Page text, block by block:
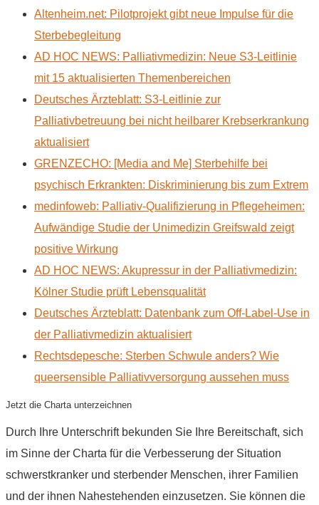
Altenheim.net: Pilotprojekt gibt neue Impulse für die
Sterbebegleitung
AD HOC NEWS: Palliativmedizin: Neue S3-Leitlinie
mit 15 aktualisierten Themenbereichen
Deutsches Ärzteblatt: S3-Leitlinie zur
Palliativbetreuung bei nicht heilbarer Krebserkrankung
aktualisiert
GRENZECHO: [Media and Me] Sterbehilfe bei
psychisch Erkrankten: Diskriminierung bis zum Extrem
medinfoweb: Palliativ-Qualifizierung in Pflegeheimen:
Aufwändige Studie der Unimedizin Greifswald zeigt
positive Wirkung
AD HOC NEWS: Akupressur in der Palliativmedizin:
Kölner Studie prüft Lebensqualität
Deutsches Ärzteblatt: Datenbank zum Off-Label-Use in
der Palliativmedizin aktualisiert
Rechtsdepesche: Sterben Schwule anders? Wie
queersensible Palliativversorgung aussehen muss
Jetzt die Charta unterzeichnen
Durch Ihre Unterschrift bekunden Sie Ihre Bereitschaft, sich
im Sinne der Charta für die Verbesserung der Situation
schwerstkranker und sterbender Menschen, ihrer Familien
und der ihnen Nahestehenden einzusetzen. Sie können die